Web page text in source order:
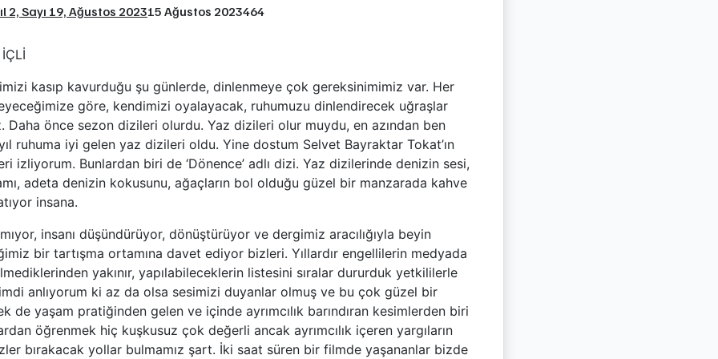
2, Sayı 19, Ağustos 202315 Ağustos 2023464
kasıp kavurduğu şu günlerde, dinlenmeye çok gereksinimimiz var. Her
göre, kendimizi oyalayacak, ruhumuzu dinlendirecek uğraşlar
Daha önce sezon dizileri olurdu. Yaz dizileri olur muydu, en azından ben
ruhuma iyi gelen yaz dizileri oldu. Yine dostum Selvet Bayraktar Tokat’ın
izliyorum. Bunlardan biri de ‘Dönence’ adlı dizi. Yaz dizilerinde denizin sesi,
adeta denizin kokusunu, ağaçların bol olduğu güzel bir manzarada kahve
insana.
insanı düşündürüyor, dönüştürüyor ve dergimiz aracılığıyla beyin
bir tartışma ortamına davet ediyor bizleri. Yıllardır engellilerin medyada
yakınır, yapılabileceklerin listesini sıralar dururduk yetkililerle
anlıyorum ki az da olsa sesimizi duyanlar olmuş ve bu çok güzel bir
de yaşam pratiğinden gelen ve içinde ayrımcılık barındıran kesimlerden biri
öğrenmek hiç kuşkusuz çok değerli ancak ayrımcılık içeren yargıların
izler bırakacak yollar bulmamız şart. İki saat süren bir filmde yaşananlar bizde